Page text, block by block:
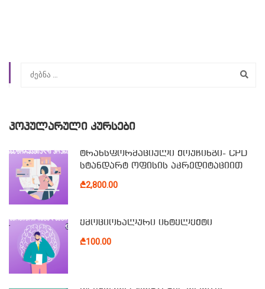
ᲞᲝᲞᲣᲚᲐᲠᲣᲚᲘ ᲙᲣᲠᲡᲔᲑᲘ
ტრანსფორმაციული ქოუჩინგი- CPD
სტანდარტ ოფისის აკრედიტაციით
₾2,800.00
ემოციონალური ინტელექტი
₾100.00